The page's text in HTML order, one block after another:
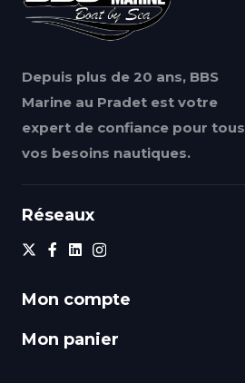
Depuis plus de 20 ans, BBS
Marine au Pradet est votre
expert de confiance pour tous
vos besoins nautiques.
Réseaux
Mon compte
Mon panier